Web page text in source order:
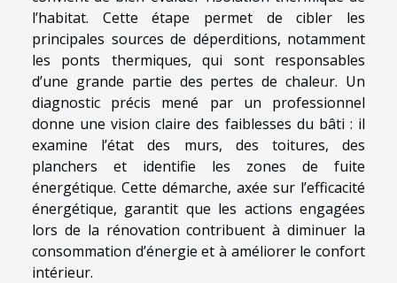
l’habitat. Cette étape permet de cibler les
principales sources de déperditions, notamment
les ponts thermiques, qui sont responsables
d’une grande partie des pertes de chaleur. Un
diagnostic précis mené par un professionnel
donne une vision claire des faiblesses du bâti : il
examine l’état des murs, des toitures, des
planchers et identifie les zones de fuite
énergétique. Cette démarche, axée sur l’efficacité
énergétique, garantit que les actions engagées
lors de la rénovation contribuent à diminuer la
consommation d’énergie et à améliorer le confort
intérieur.